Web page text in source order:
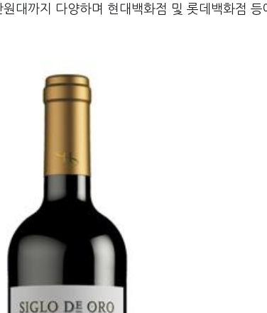
대까지 다양하며 현대백화점 및 롯데백화점 등